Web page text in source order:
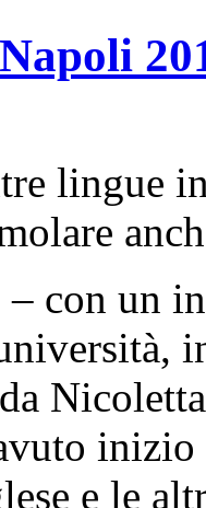
lingue
– con un
e le